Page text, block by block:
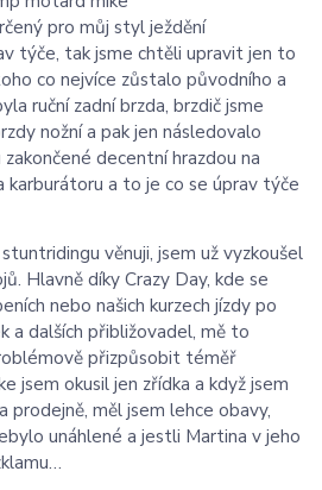
pro můj styl ježdění
týče, tak jsme chtěli upravit jen to
co nejvíce zůstalo původního a
ruční zadní brzda, brzdič jsme
nožní a pak jen následovalo
decentní hrazdou na
karburátoru a to je co se úprav týče
věnuji, jsem už vyzkoušel
Hlavně díky Crazy Day, kde se
nebo našich kurzech jízdy po
a dalších přibližovadel, mě to
přizpůsobit téměř
jsem okusil jen zřídka a když jsem
prodejně, měl jsem lehce obavy,
unáhlené a jestli Martina v jeho